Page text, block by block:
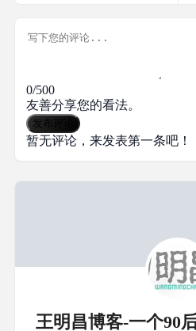
0/500
友善分享您的看法。
发布评论
暂无评论，来发表第一条吧！
王明昌博客-一个90